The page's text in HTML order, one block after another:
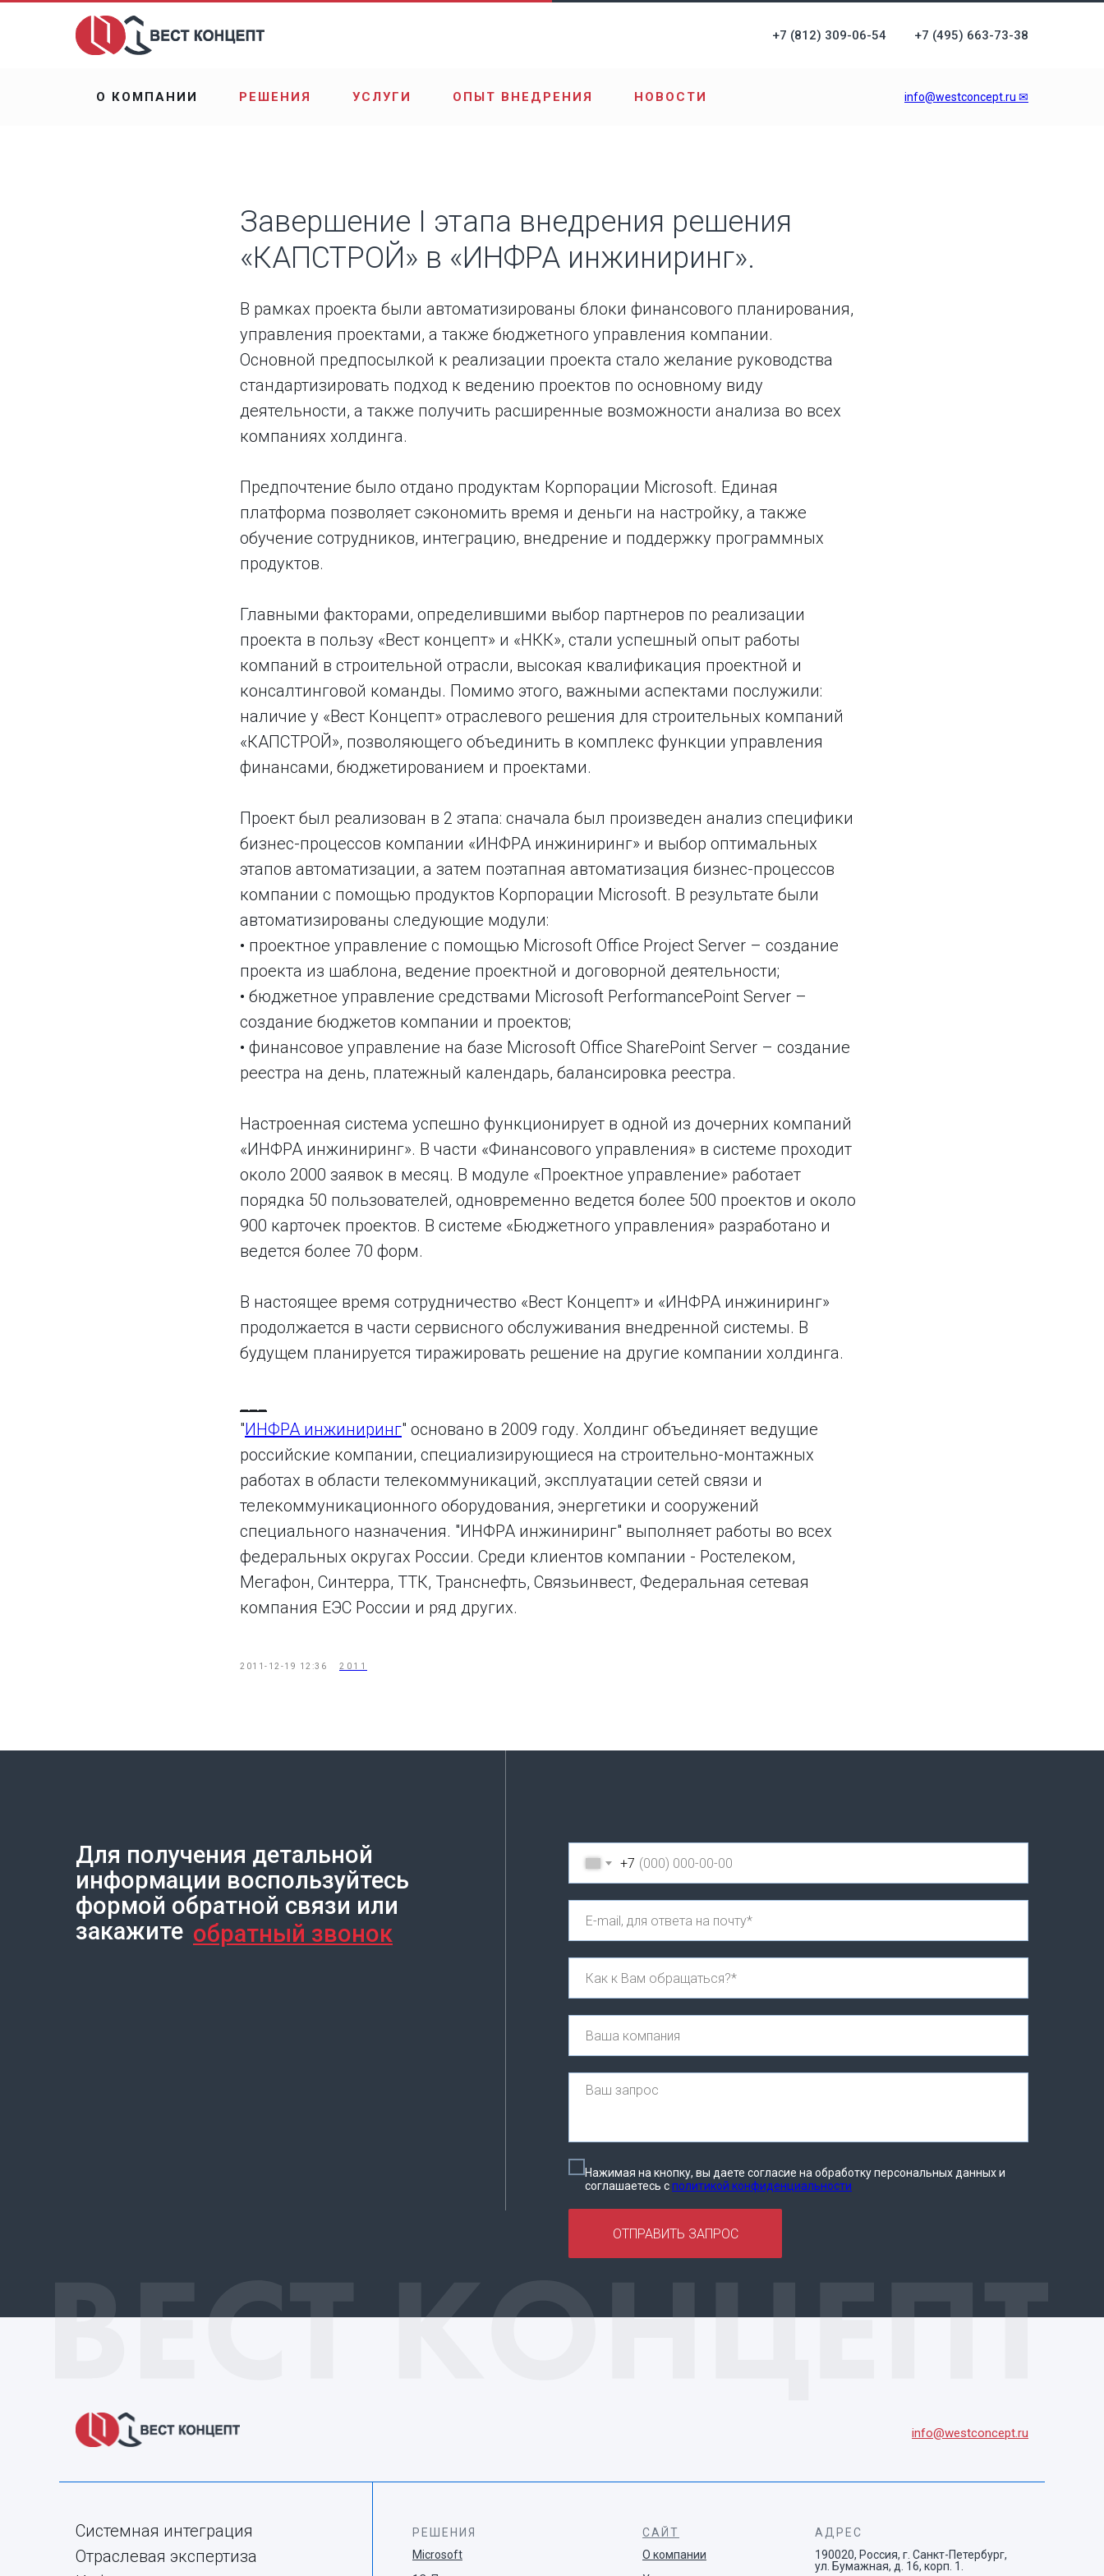
+7 (812) 309-06-54 +7 (495) 663-73-38
О КОМПАНИИ РЕШЕНИЯ УСЛУГИ ОПЫТ ВНЕДРЕНИЯ НОВОСТИ info@westconcept.ru ✉
Завершение I этапа внедрения решения
«КАПСТРОЙ» в «ИНФРА инжиниринг».
В рамках проекта были автоматизированы блоки финансового планирования,
управления проектами, а также бюджетного управления компании.
Основной предпосылкой к реализации проекта стало желание руководства
стандартизировать подход к ведению проектов по основному виду
деятельности, а также получить расширенные возможности анализа во всех
компаниях холдинга.
Предпочтение было отдано продуктам Корпорации Microsoft. Единая
платформа позволяет сэкономить время и деньги на настройку, а также
обучение сотрудников, интеграцию, внедрение и поддержку программных
продуктов.
Главными факторами, определившими выбор партнеров по реализации
проекта в пользу «Вест концепт» и «НКК», стали успешный опыт работы
компаний в строительной отрасли, высокая квалификация проектной и
консалтинговой команды. Помимо этого, важными аспектами послужили:
наличие у «Вест Концепт» отраслевого решения для строительных компаний
«КАПСТРОЙ», позволяющего объединить в комплекс функции управления
финансами, бюджетированием и проектами.
Проект был реализован в 2 этапа: сначала был произведен анализ специфики
бизнес-процессов компании «ИНФРА инжиниринг» и выбор оптимальных
этапов автоматизации, а затем поэтапная автоматизация бизнес-процессов
компании с помощью продуктов Корпорации Microsoft. В результате были
автоматизированы следующие модули:
• проектное управление с помощью Microsoft Office Project Server – создание
проекта из шаблона, ведение проектной и договорной деятельности;
• бюджетное управление средствами Microsoft PerformancePoint Server –
создание бюджетов компании и проектов;
• финансовое управление на базе Microsoft Office SharePoint Server – создание
реестра на день, платежный календарь, балансировка реестра.
Настроенная система успешно функционирует в одной из дочерних компаний
«ИНФРА инжиниринг». В части «Финансового управления» в системе проходит
около 2000 заявок в месяц. В модуле «Проектное управление» работает
порядка 50 пользователей, одновременно ведется более 500 проектов и около
900 карточек проектов. В системе «Бюджетного управления» разработано и
ведется более 70 форм.
В настоящее время сотрудничество «Вест Концепт» и «ИНФРА инжиниринг»
продолжается в части сервисного обслуживания внедренной системы. В
будущем планируется тиражировать решение на другие компании холдинга.
"ИНФРА инжиниринг" основано в 2009 году. Холдинг объединяет ведущие
российские компании, специализирующиеся на строительно-монтажных
работах в области телекоммуникаций, эксплуатации сетей связи и
телекоммуникационного оборудования, энергетики и сооружений
специального назначения. "ИНФРА инжиниринг" выполняет работы во всех
федеральных округах России. Среди клиентов компании - Ростелеком,
Мегафон, Синтерра, ТТК, Транснефть, Связьинвест, Федеральная сетевая
компания ЕЭС России и ряд других.
2011-12-19 12:36 2011
Создание сайта на Тильде Leto.Website
Для получения детальной
информации воспользуйтесь
формой обратной связи или
закажите обратный звонок
+7
Нажимая на кнопку, вы даете согласие на обработку персональных данных и
соглашаетесь cполитикой конфиденциальности
ОТПРАВИТЬ ЗАПРОС
Системная интеграция
Отраслевая экспертиза
РЕШЕНИЯ
Microsoft
САЙТ
О компании
АДРЕС
190020, Россия, г. Санкт-Петербург,
ул. Бумажная, д. 16, корп. 1.
info@westconcept.ru